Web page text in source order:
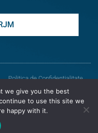
Politica de Confidențialitate
din Moldova
site-ului
we give you the best
to use this site we
happy with it.